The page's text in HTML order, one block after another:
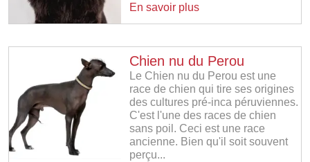
En savoir plus
Chien nu du Perou
Le Chien nu du Perou est une
race de chien qui tire ses origines
des cultures pré-inca péruviennes.
C'est l'une des races de chien
sans poil. Ceci est une race
ancienne. Bien qu'il soit souvent
perçu...